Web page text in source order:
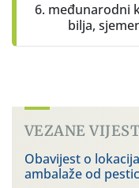
6. međunarodni
bilja,
VEZANE
Obavijest o
ambalaže od